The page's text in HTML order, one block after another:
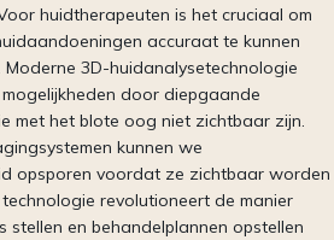
huidtherapeuten is het cruciaal om
accuraat te kunnen
3D-huidanalysetechnologie
door diepgaande
met het blote oog niet zichtbaar zijn.
kunnen we
opsporen voordat ze zichtbaar worden
revolutioneert de manier
en behandelplannen opstellen